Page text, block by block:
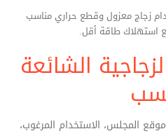
زجاج معزول وقطع حراري مناسب
استهلاك طاقة أقل.
الشائعة
المجلس، الاستخدام المرغوب،